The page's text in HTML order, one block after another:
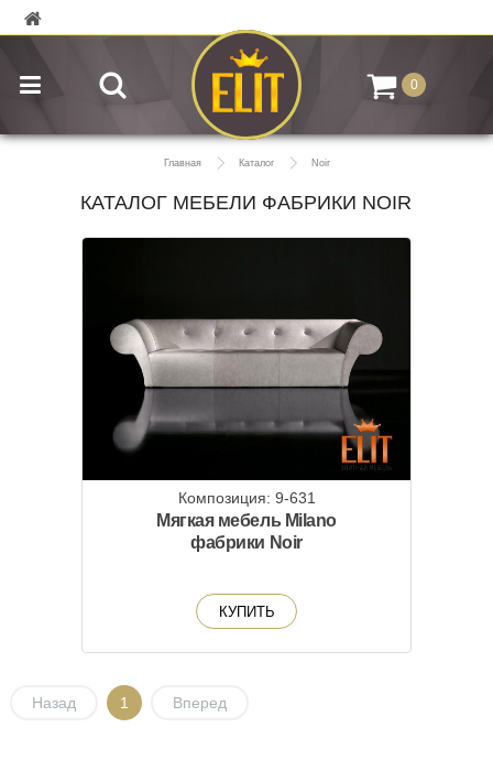
0
Главная Каталог Noir
КАТАЛОГ МЕБЕЛИ ФАБРИКИ NOIR
Композиция: 9-631
Мягкая мебель Milano
фабрики Noir
КУПИТЬ
Назад 1 Вперед